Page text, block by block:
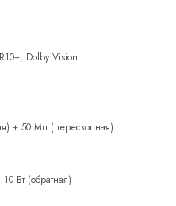
Dolby Vision
+ 50 Мп (перескопная)
Вт (обратная)